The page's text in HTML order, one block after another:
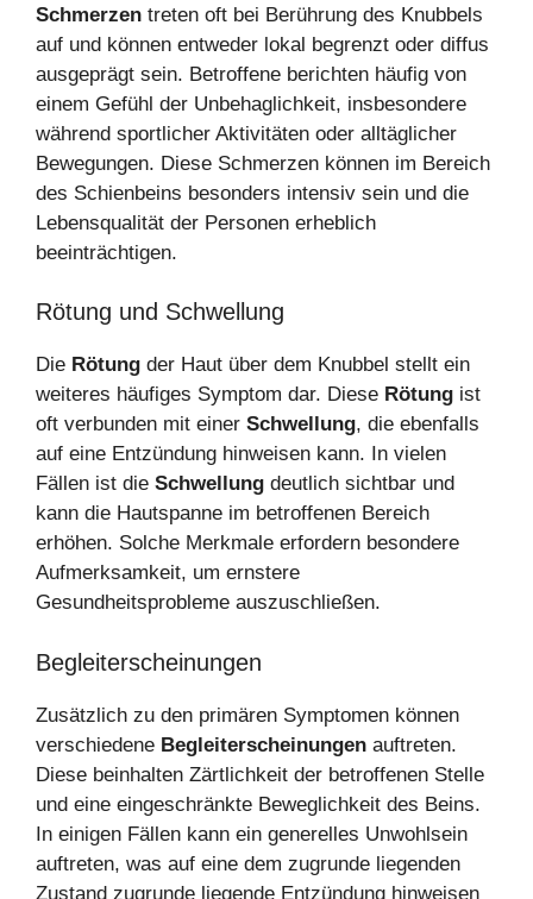
Schmerzen treten oft bei Berührung des Knubbels
auf und können entweder lokal begrenzt oder diffus
ausgeprägt sein. Betroffene berichten häufig von
einem Gefühl der Unbehaglichkeit, insbesondere
während sportlicher Aktivitäten oder alltäglicher
Bewegungen. Diese Schmerzen können im Bereich
des Schienbeins besonders intensiv sein und die
Lebensqualität der Personen erheblich
beeinträchtigen.
Rötung und Schwellung
Die Rötung der Haut über dem Knubbel stellt ein
weiteres häufiges Symptom dar. Diese Rötung ist
oft verbunden mit einer Schwellung, die ebenfalls
auf eine Entzündung hinweisen kann. In vielen
Fällen ist die Schwellung deutlich sichtbar und
kann die Hautspanne im betroffenen Bereich
erhöhen. Solche Merkmale erfordern besondere
Aufmerksamkeit, um ernstere
Gesundheitsprobleme auszuschließen.
Begleiterscheinungen
Zusätzlich zu den primären Symptomen können
verschiedene Begleiterscheinungen auftreten.
Diese beinhalten Zärtlichkeit der betroffenen Stelle
und eine eingeschränkte Beweglichkeit des Beins.
In einigen Fällen kann ein generelles Unwohlsein
auftreten, was auf eine dem zugrunde liegenden
Zustand zugrunde liegende Entzündung hinweisen